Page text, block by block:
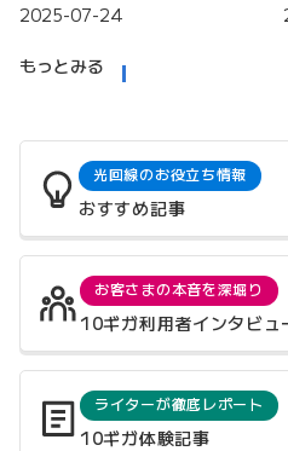
2025-07-24
もっとみる
光回線のお役立ち情報
おすすめ記事
お客さまの本音を深堀り
10ギガ利用者インタビュ
ライターが徹底レポート
10ギガ体験記事